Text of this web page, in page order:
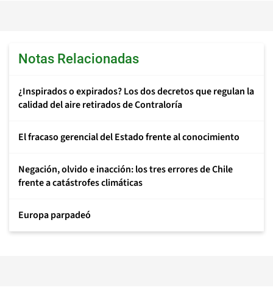
Notas Relacionadas
¿Inspirados o expirados? Los dos decretos que regulan la
calidad del aire retirados de Contraloría
El fracaso gerencial del Estado frente al conocimiento
Negación, olvido e inacción: los tres errores de Chile
frente a catástrofes climáticas
Europa parpadeó